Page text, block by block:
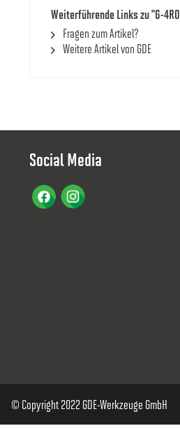
Weiterführende Links zu "G-
Fragen zum Artikel?
Weitere Artikel von GDE
Social Media
© Copyright 2022 GDE-Werkzeuge GmbH